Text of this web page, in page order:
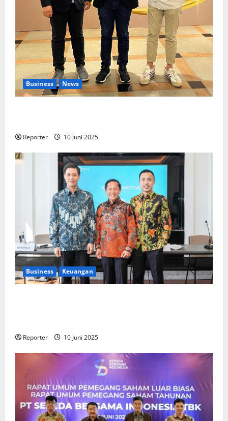
Business News
Reporter 10 Juni 2025
Business Keuangan
Reporter 10 Juni 2025